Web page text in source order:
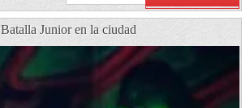
Batalla Junior en la ciudad